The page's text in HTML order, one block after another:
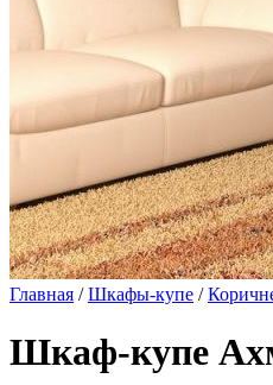
Главная /Шкафы-купе /
Шкаф-купе